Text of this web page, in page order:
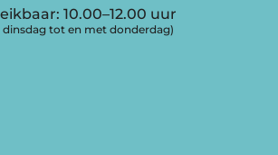
10.00–12.00 uur
dinsdag tot en met donderdag)